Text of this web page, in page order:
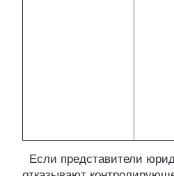
Если представители